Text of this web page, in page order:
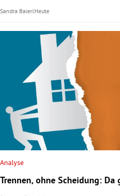
Sandra BaierlHeute
Analyse
Trennen, ohne Scheidung: Da